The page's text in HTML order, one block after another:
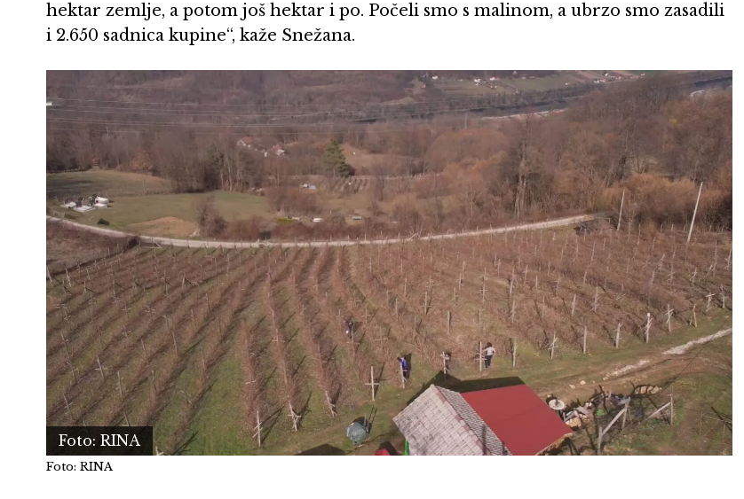
hektar zemlje, a potom još hektar i po. Počeli smo s malinom, a ubrzo smo zasadili
i 2.650 sadnica kupine“, kaže Snežana.
Foto: RINA
Foto: RINA